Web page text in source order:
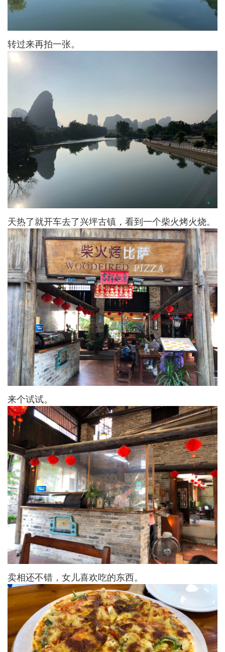
转过来再拍一张。
天热了就开车去了兴坪古镇，看到一个柴火烤火烧。
来个试试。
卖相还不错，女儿喜欢吃的东西。